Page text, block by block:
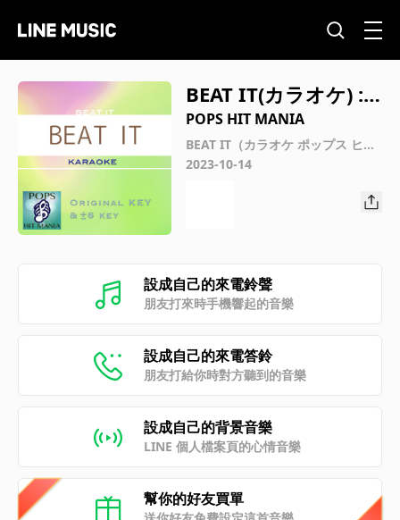
BEAT IT(カラオケ) : K
ey-2
POPS HIT MANIA
BEAT IT（カラオケ ポップス ヒッ
ト マニア）
2023-10-14
設成自己的來電鈴聲
朋友打來時手機響起的音樂
設成自己的來電答鈴
朋友打給你時對方聽到的音樂
設成自己的背景音樂
LINE 個人檔案頁的心情音樂
幫你的好友買單